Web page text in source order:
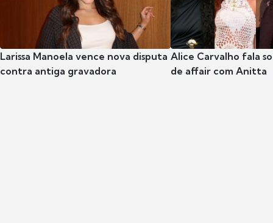
Larissa Manoela vence nova disputa
contra antiga gravadora
Alice Carvalho fala
de affair com Anitta